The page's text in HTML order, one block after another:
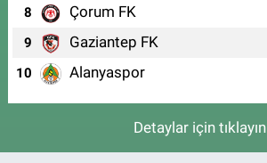
8 Çorum FK
9 Gaziantep FK
10 Alanyaspor
Detaylar için tıklayın